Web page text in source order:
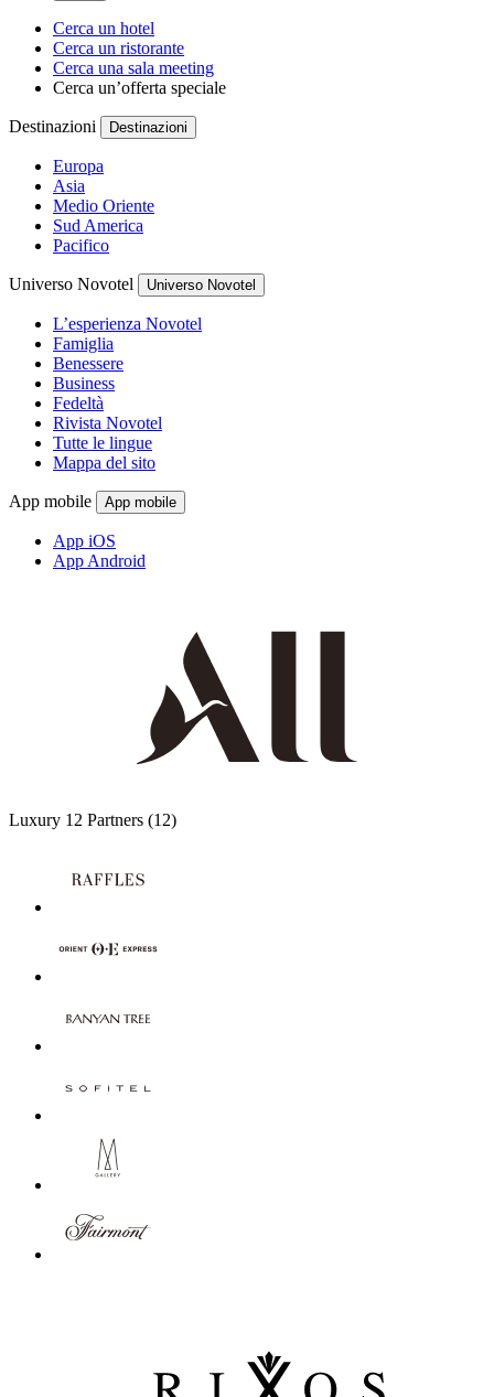
Cerca un hotel
Cerca un ristorante
Cerca una sala meeting
Cerca un’offerta speciale
Destinazioni Destinazioni
Europa
Asia
Medio Oriente
Sud America
Pacifico
Universo Novotel Universo Novotel
L’esperienza Novotel
Famiglia
Benessere
Business
Fedeltà
Rivista Novotel
Tutte le lingue
Mappa del sito
App mobile App mobile
App iOS
App Android
Luxury 12 Partners (12)